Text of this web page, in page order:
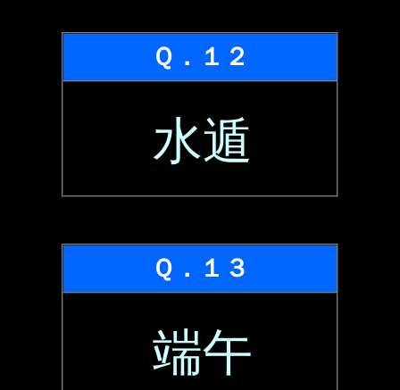
Ｑ．１２
水遁
Ｑ．１３
端午